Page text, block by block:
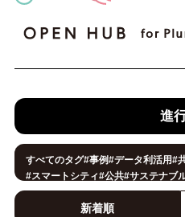
進
すべてのタグ#事例#データ利活用#
#スマートシティ#公共#サステナブ
#ヘルスケア#環境・エネルギー#働
イノベーション#IoT
新着順